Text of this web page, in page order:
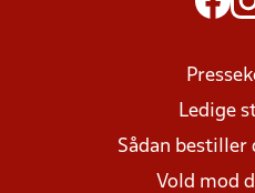
Ledige
Sådan bestiller
Vold mod